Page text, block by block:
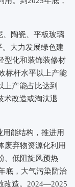
、陶瓷、平板玻璃
大力发展绿色建
型化和装饰装修材
标杆水平以上产能
上产能占比达到
术改造或淘汰退
能结构，推进用
废弃物资源化利用
、低阻旋风预热
底，大气污染防治
改造。2024—2025